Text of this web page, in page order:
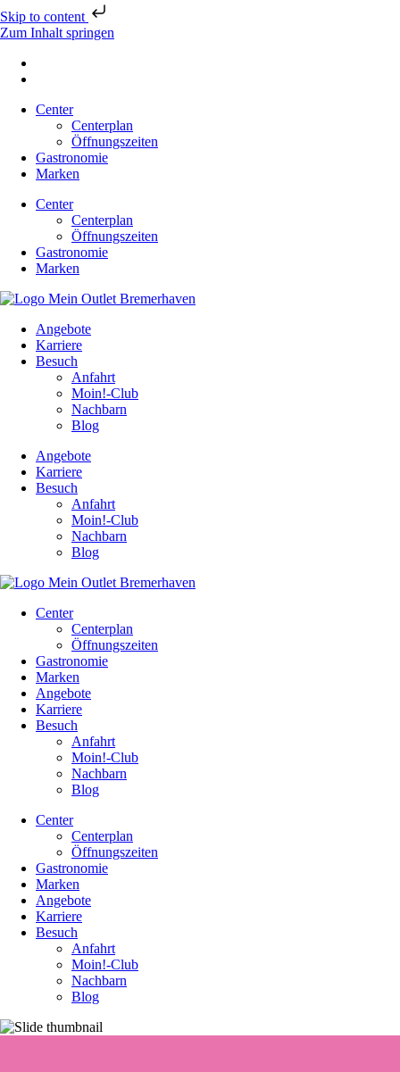
Skip to content
Zum Inhalt springen
Center
Centerplan
Öffnungszeiten
Gastronomie
Marken
Center
Centerplan
Öffnungszeiten
Gastronomie
Marken
Angebote
Karriere
Besuch
Anfahrt
Moin!-Club
Nachbarn
Blog
Angebote
Karriere
Besuch
Anfahrt
Moin!-Club
Nachbarn
Blog
Center
Centerplan
Öffnungszeiten
Gastronomie
Marken
Angebote
Karriere
Besuch
Anfahrt
Moin!-Club
Nachbarn
Blog
Center
Centerplan
Öffnungszeiten
Gastronomie
Marken
Angebote
Karriere
Besuch
Anfahrt
Moin!-Club
Nachbarn
Blog